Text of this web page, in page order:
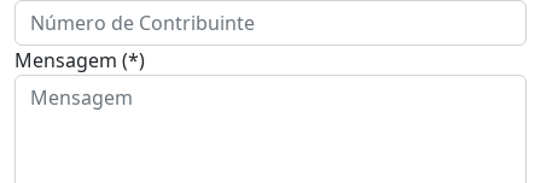
Mensagem (*)